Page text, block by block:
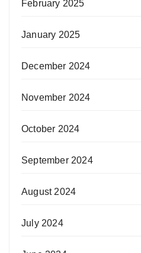
February 2025
January 2025
December 2024
November 2024
October 2024
September 2024
August 2024
July 2024